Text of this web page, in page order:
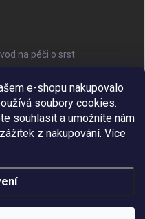
e-shopu nakupovalo
soubory cookies.
souhlasit a umožníte nám
z nakupování. Více
na péči o srst
skvělé ceny
práva vyhrazena.Upravit